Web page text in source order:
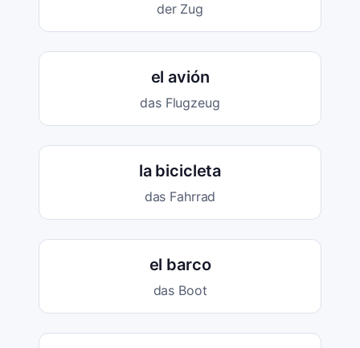
der Zug
el avión
das Flugzeug
la bicicleta
das Fahrrad
el barco
das Boot